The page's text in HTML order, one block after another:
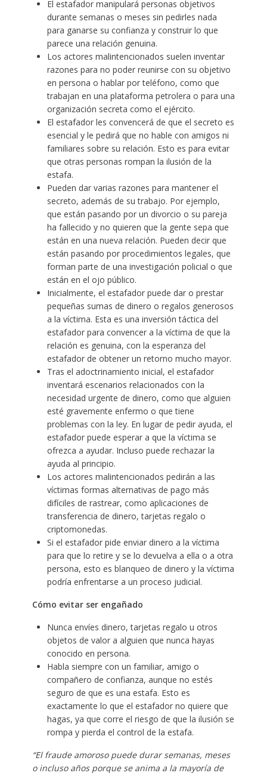
El estafador manipulará personas objetivos
durante semanas o meses sin pedirles nada
para ganarse su confianza y construir lo que
parece una relación genuina.
Los actores malintencionados suelen inventar
razones para no poder reunirse con su objetivo
en persona o hablar por teléfono, como que
trabajan en una plataforma petrolera o para una
organización secreta como el ejército.
El estafador les convencerá de que el secreto es
esencial y le pedirá que no hable con amigos ni
familiares sobre su relación. Esto es para evitar
que otras personas rompan la ilusión de la
estafa.
Pueden dar varias razones para mantener el
secreto, además de su trabajo. Por ejemplo,
que están pasando por un divorcio o su pareja
ha fallecido y no quieren que la gente sepa que
están en una nueva relación. Pueden decir que
están pasando por procedimientos legales, que
forman parte de una investigación policial o que
están en el ojo público.
Inicialmente, el estafador puede dar o prestar
pequeñas sumas de dinero o regalos generosos
a la víctima. Esta es una inversión táctica del
estafador para convencer a la víctima de que la
relación es genuina, con la esperanza del
estafador de obtener un retorno mucho mayor.
Tras el adoctrinamiento inicial, el estafador
inventará escenarios relacionados con la
necesidad urgente de dinero, como que alguien
esté gravemente enfermo o que tiene
problemas con la ley. En lugar de pedir ayuda, el
estafador puede esperar a que la víctima se
ofrezca a ayudar. Incluso puede rechazar la
ayuda al principio.
Los actores malintencionados pedirán a las
víctimas formas alternativas de pago más
difíciles de rastrear, como aplicaciones de
transferencia de dinero, tarjetas regalo o
criptomonedas.
Si el estafador pide enviar dinero a la víctima
para que lo retire y se lo devuelva a ella o a otra
persona, esto es blanqueo de dinero y la víctima
podría enfrentarse a un proceso judicial.
Cómo evitar ser engañado
Nunca envíes dinero, tarjetas regalo u otros
objetos de valor a alguien que nunca hayas
conocido en persona.
Habla siempre con un familiar, amigo o
compañero de confianza, aunque no estés
seguro de que es una estafa. Esto es
exactamente lo que el estafador no quiere que
hagas, ya que corre el riesgo de que la ilusión se
rompa y pierda el control de la estafa.
“El fraude amoroso puede durar semanas, meses
o incluso años porque se anima a la mayoría de